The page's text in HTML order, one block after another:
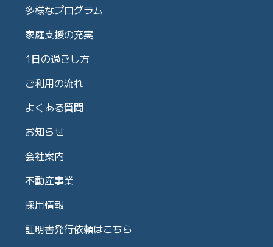
多様なプログラム
家庭支援の充実
1日の過ごし方
ご利用の流れ
よくある質問
お知らせ
会社案内
不動産事業
採用情報
証明書発行依頼はこちら